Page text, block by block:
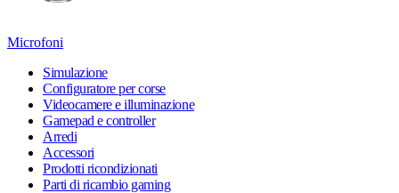
Microfoni
Simulazione
Configuratore per corse
Videocamere e illuminazione
Gamepad e controller
Arredi
Accessori
Prodotti ricondizionati
Parti di ricambio gaming